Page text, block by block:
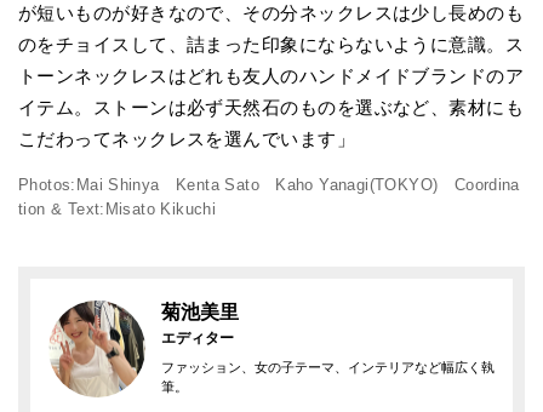
が短いものが好きなので、その分ネックレスは少し長めのも
のをチョイスして、詰まった印象にならないように意識。ス
トーンネックレスはどれも友人のハンドメイドブランドのア
イテム。ストーンは必ず天然石のものを選ぶなど、素材にも
こだわってネックレスを選んでいます」
Photos:Mai Shinya Kenta Sato Kaho Yanagi(TOKYO) Coordina
tion & Text:Misato Kikuchi
菊池美里
エディター
ファッション、女の子テーマ、インテリアなど幅広く執
筆。